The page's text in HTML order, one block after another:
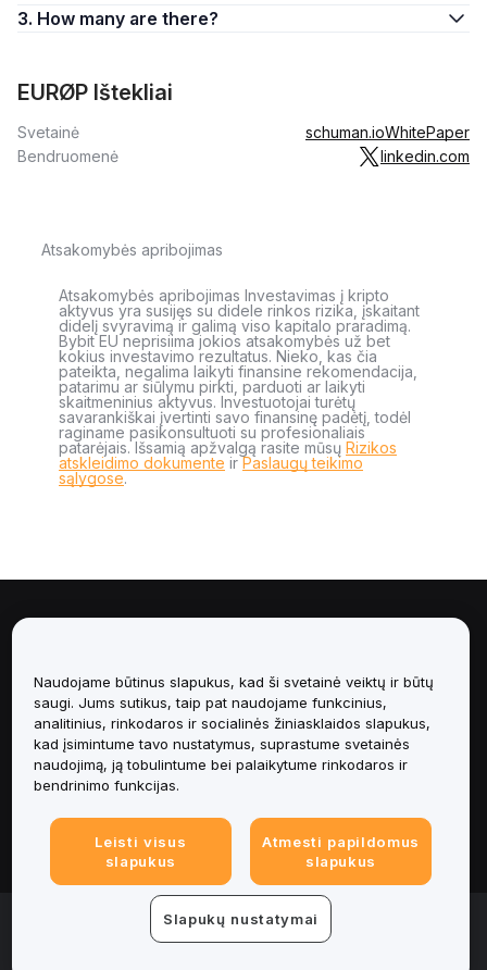
3. How many are there?
EURØP Ištekliai
Svetainė schuman.ioWhitePaper
Bendruomenė
linkedin.com
Atsakomybės apribojimas
Atsakomybės apribojimas Investavimas į kripto
aktyvus yra susijęs su didele rinkos rizika, įskaitant
didelį svyravimą ir galimą viso kapitalo praradimą.
Bybit EU neprisiima jokios atsakomybės už bet
kokius investavimo rezultatus. Nieko, kas čia
pateikta, negalima laikyti finansine rekomendacija,
patarimu ar siūlymu pirkti, parduoti ar laikyti
skaitmeninius aktyvus. Investuotojai turėtų
savarankiškai įvertinti savo finansinę padėtį, todėl
raginame pasikonsultuoti su profesionaliais
patarėjais. Išsamią apžvalgą rasite mūsų Rizikos
atskleidimo dokumente irPaslaugų teikimo
sąlygose.
Paslaugos
Pagalba
Produktai
Teisinė informacija
© 2025-2026 Bybit.eu. All rights reserved.
Naudojame būtinus slapukus, kad ši svetainė veiktų ir būtų
saugi. Jums sutikus, taip pat naudojame funkcinius,
analitinius, rinkodaros ir socialinės žiniasklaidos slapukus,
kad įsimintume tavo nustatymus, suprastume svetainės
naudojimą, ją tobulintume bei palaikytume rinkodaros ir
bendrinimo funkcijas.
Leisti visus
slapukus
Atmesti papildomus
slapukus
Slapukų nustatymai